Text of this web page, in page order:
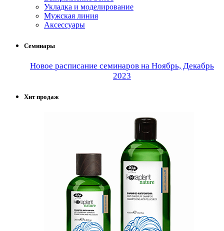
Укладка и моделирование
Мужская линия
Аксессуары
Семинары
Новое расписание семинаров на Ноябрь, Декабрь
2023
Хит продаж